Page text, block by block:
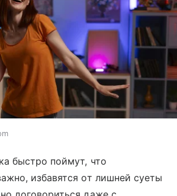
быстро поймут, что
избавятся от лишней суеты